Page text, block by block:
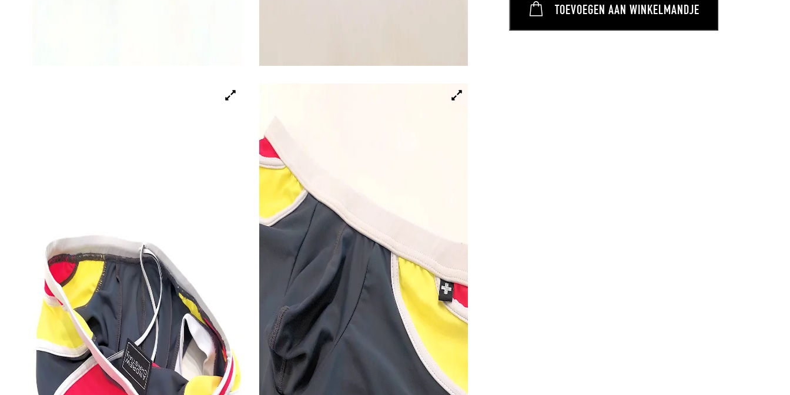
TOEVOEGEN AAN WINKELMANDJE